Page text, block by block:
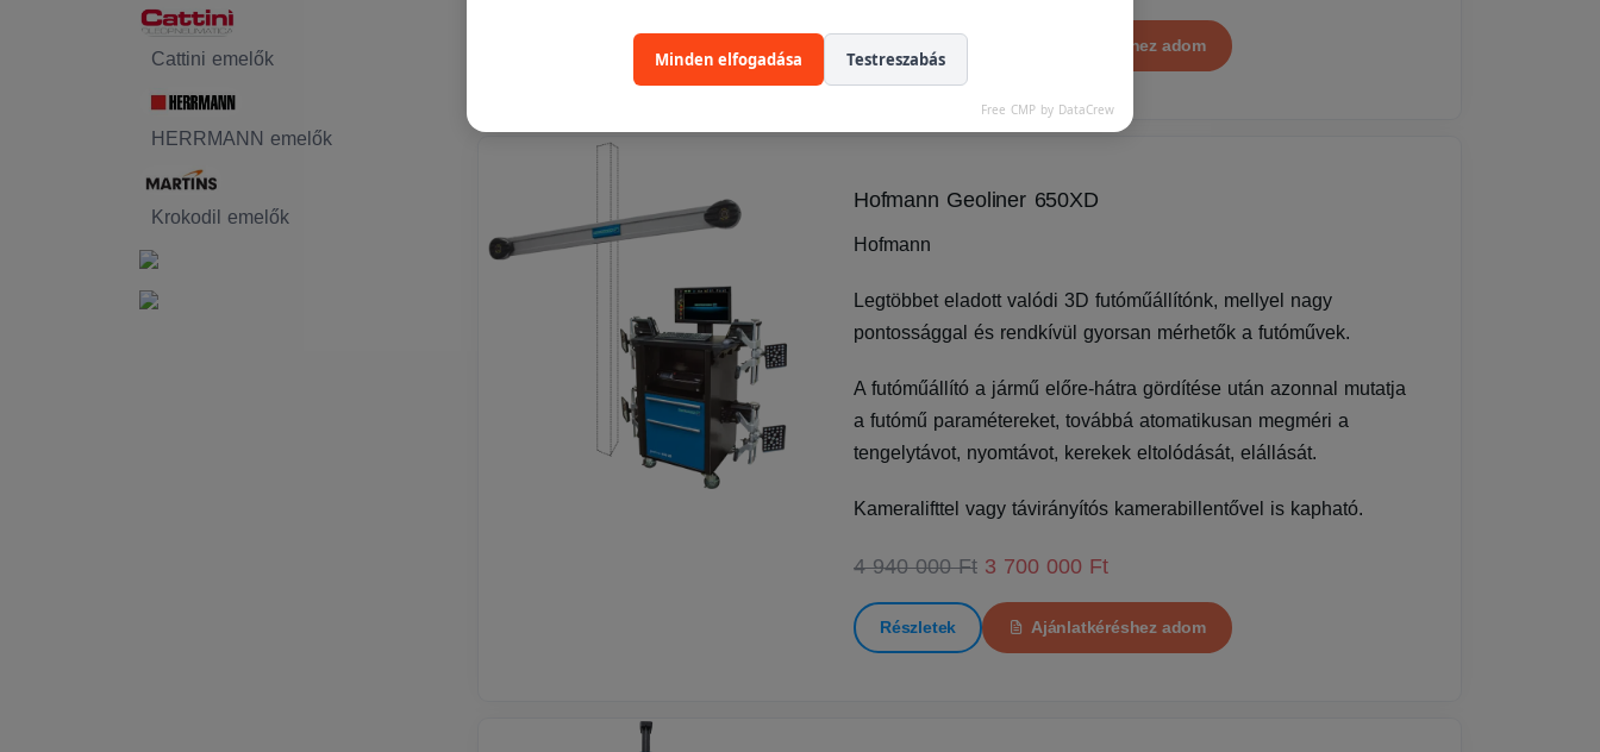
Cattini emelők
HERRMANN emelők
Krokodil emelők
Ajánlatkéréshez adom
Hofmann Geoliner 650XD
Hofmann
Legtöbbet eladott valódi 3D futóműállítónk, mellyel nagy
pontossággal és rendkívül gyorsan mérhetők a futóművek.
A futóműállító a jármű előre-hátra gördítése után azonnal mutatja
a futómű paramétereket, továbbá atomatikusan megméri a
tengelytávot, nyomtávot, kerekek eltolódását, elállását.
Kameralifttel vagy távirányítós kamerabillentővel is kapható.
4 940 000 Ft 3 700 000 Ft
Részletek Ajánlatkéréshez adom
Minden elfogadása Testreszabás
Free CMP by DataCrew